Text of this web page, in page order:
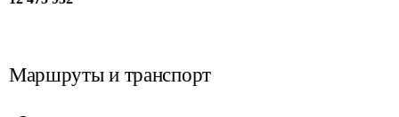
Маршруты и транспорт